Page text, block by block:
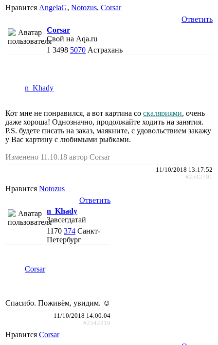
Нравится AngelaG, Notozus, Corsar
Ответить
Corsar
Свой на Aqa.ru
1 3498 5070 Астрахань
n_Khady
Кот мне не понравился, а вот картина со скаляриями, очень
даже хороша! Однозначно, продолжайте ходить на занятия.
P.S. будете писать на заказ, маякните, с удовольствием закажу
у Вас картину с любимыми рыбками.
Изменено 11.10.18 автор Corsar
11/10/2018 13:17:52
#2542791
Нравится Notozus
Ответить
n_Khady
Завсегдатай
1170 374 Санкт-
Петербург
Corsar
Спасибо. Поживём, увидим. ☺
11/10/2018 14:00:04
#2542819
Нравится Corsar